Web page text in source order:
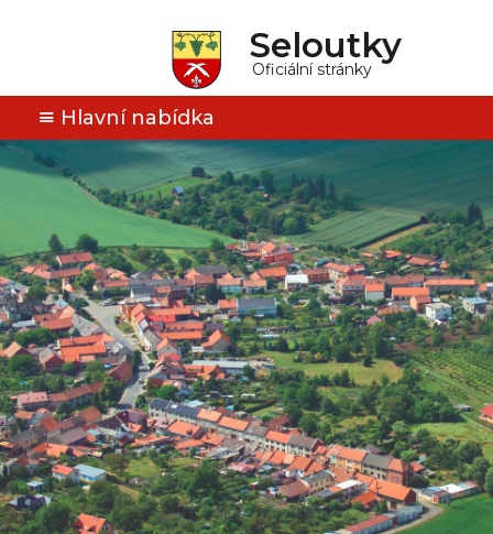
Seloutky
Oficiální stránky
Hlavní nabídka